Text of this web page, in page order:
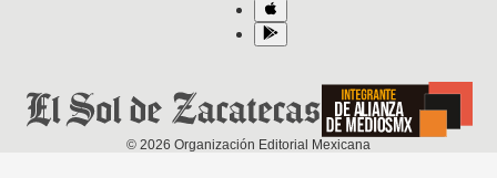
© 2026 Organización Editorial Mexicana